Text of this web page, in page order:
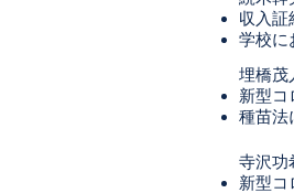
収入証
学校に
埋橋
新型コ
種苗法
寺沢
新型コ